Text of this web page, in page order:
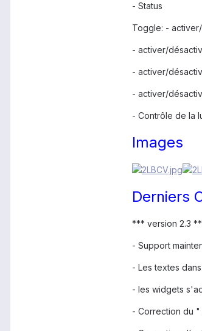
- Status
Toggle: -
- activer/
- activer/
- activer/
- Contrôle de la
Images
Derniers
*** version 2.3
- Support
- Les textes
- les widgets
- Correction du